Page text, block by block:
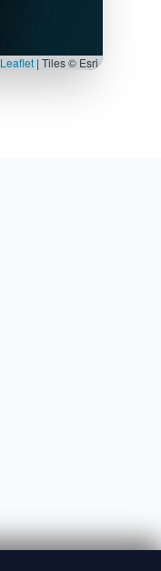
Leaflet | Tiles © Esri